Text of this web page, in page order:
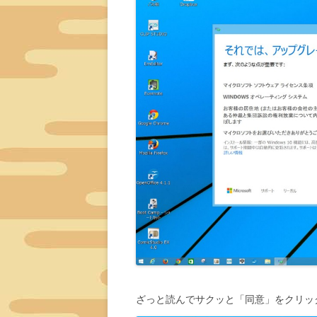
ざっと読んでサクッと「同意」をクリッ